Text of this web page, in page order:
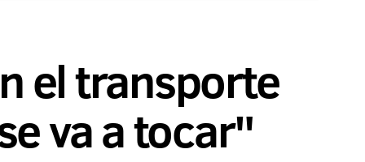
el transporte
va a tocar"